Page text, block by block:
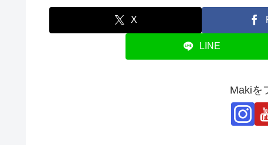
X
LINE
Makiを